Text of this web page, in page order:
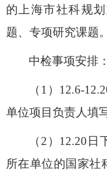
的上海市社科规
题、专项研究课题。
中检事项安排：
（ 1 ） 12.6-
单位项目负责人填
（ 2 ） 12.20 日
所在单位的国家社